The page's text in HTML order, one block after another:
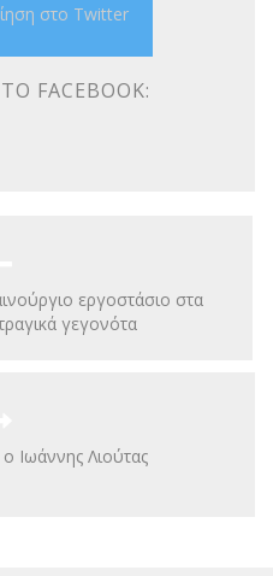
στο Twitter
FACEBOOK:
εργοστάσιο στα
γεγονότα
Ιωάννης Λιούτας